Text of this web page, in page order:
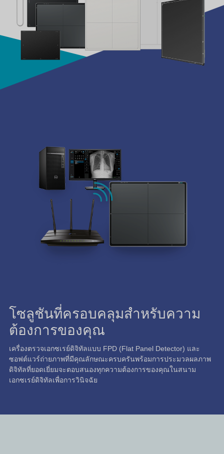
โซลูชันที่ครอบคลุมสำหรับความ
ต้องการของคุณ
เครื่องตรวจเอกซเรย์ดิจิทัลแบบ FPD (Flat Panel Detector) และ
ซอฟต์แวร์ถ่ายภาพที่มีคุณลักษณะครบครันพร้อมการประมวลผลภาพ
ดิจิทัลที่ยอดเยี่ยมจะตอบสนองทุกความต้องการของคุณในสนาม
เอกซเรย์ดิจิทัลเพื่อการวินิจฉัย